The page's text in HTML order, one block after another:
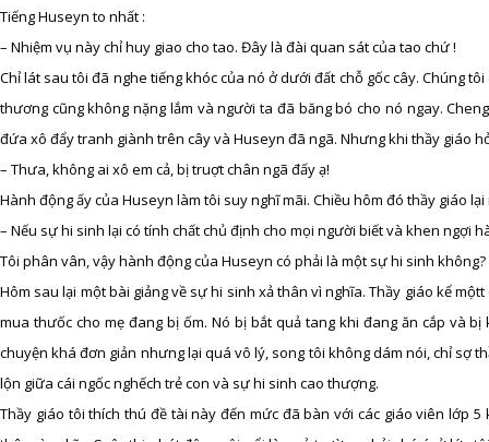
Tiếng Huseyn to nhất :
– Nhiệm vụ này chỉ huy giao cho tao. Đây là đài quan sát của tao chứ !
Chỉ lát sau tôi đã nghe tiếng khóc của nó ở dưới đất chỗ gốc cây. Chúng
thương cũng không nặng lắm và người ta đã băng bó cho nó ngay.
đứa xô đẩy tranh giành trên cây và Huseyn đã ngã. Nhưng khi thầy giáo
– Thưa, không ai xô em cả, bị truợt chân ngã đấy ạ!
Hành động ấy của Huseyn làm tôi suy nghĩ mãi. Chiều hôm đó thầy giáo lại
– Nếu sự hi sinh lại có tính chất chủ định cho mọi người biết và khen ngợi
Tôi phân vân, vậy hành động của Huseyn có phải là một sự hi sinh không?
Hôm sau lại một bài giảng về sự hi sinh xả thân vì nghĩa. Thầy giáo kể
mua thưốc cho mẹ đang bị ốm. Nó bị bắt quả tang khi đang ăn cắp và
chuyện khá đơn giản nhưng lại quá vô lý, song tôi không dám nói, chỉ sợ
lộn giữa cái ngốc nghếch trẻ con và sự hi sinh cao thượng.
Thầy giáo tôi thích thú đề tài này đến mức đã bàn với các giáo viên lớp